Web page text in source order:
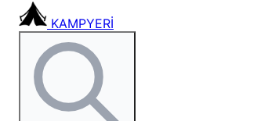
KAMPYERİ